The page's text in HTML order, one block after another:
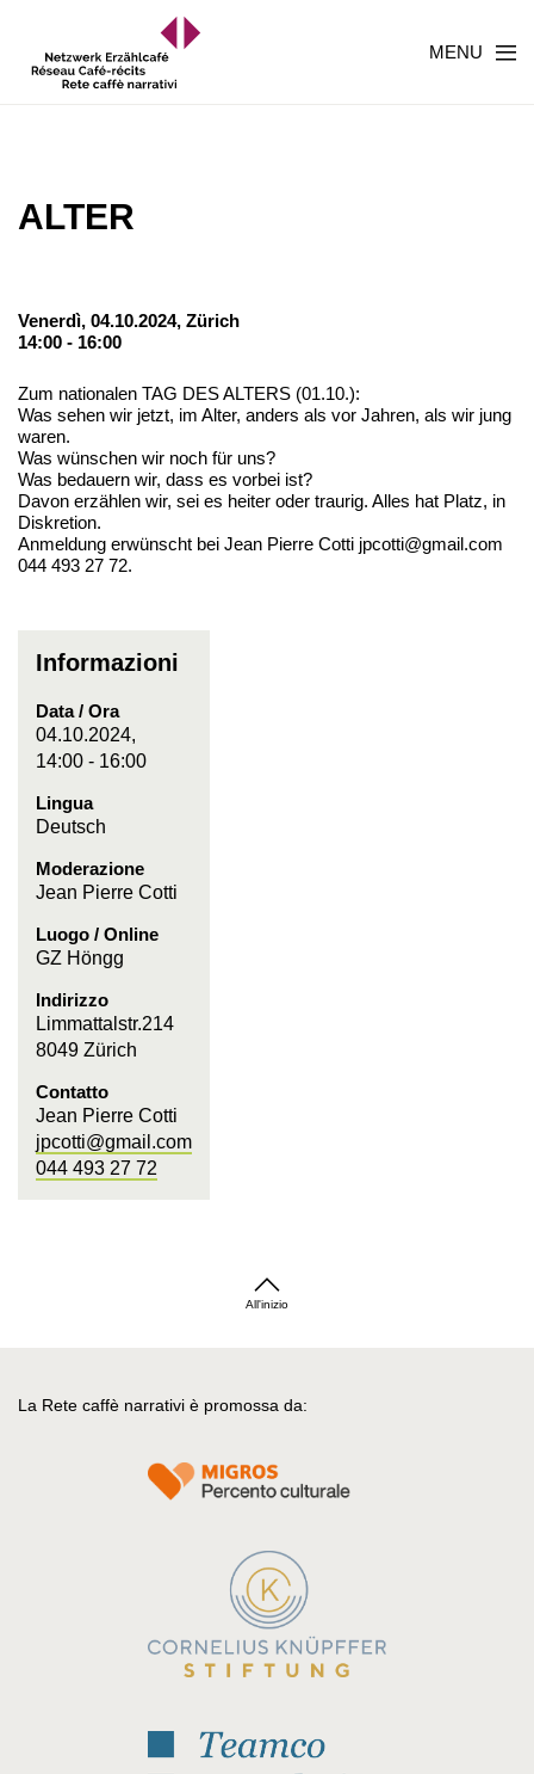
MENU
ALTER
Venerdì, 04.10.2024, Zürich
14:00 - 16:00
Zum nationalen TAG DES ALTERS (01.10.):
Was sehen wir jetzt, im Alter, anders als vor Jahren, als wir jung
waren.
Was wünschen wir noch für uns?
Was bedauern wir, dass es vorbei ist?
Davon erzählen wir, sei es heiter oder traurig. Alles hat Platz, in
Diskretion.
Anmeldung erwünscht bei Jean Pierre Cotti jpcotti@gmail.com
044 493 27 72.
Informazioni
Data / Ora
04.10.2024,
14:00 - 16:00
Lingua
Deutsch
Moderazione
Jean Pierre Cotti
Luogo / Online
GZ Höngg
Indirizzo
Limmattalstr.214
8049 Zürich
Contatto
Jean Pierre Cotti
jpcotti@gmail.com
044 493 27 72
All'inizio
La Rete caffè narrativi è promossa da: